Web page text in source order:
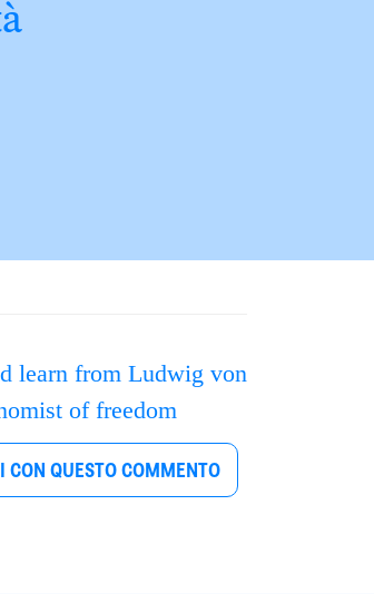
learn from Ludwig von
of freedom
CON QUESTO COMMENTO